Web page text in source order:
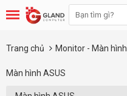
Trang chủ Monitor - Màn hình
Màn hình ASUS